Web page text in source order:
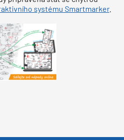
systému Smartmarker.